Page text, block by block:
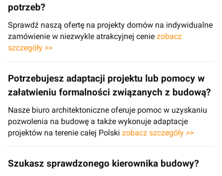
potrzeb?
Sprawdź naszą ofertę na projekty domów na indywidualne
zamówienie w niezwykle atrakcyjnej cenie zobacz
szczegóły >>
Potrzebujesz adaptacji projektu lub pomocy w
załatwieniu formalności związanych z budową?
Nasze biuro architektoniczne oferuje pomoc w uzyskaniu
pozwolenia na budowę a także wykonuje adaptacje
projektów na terenie całej Polski zobacz szczegóły >>
Szukasz sprawdzonego kierownika budowy?